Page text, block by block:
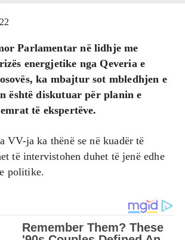
Parlamentar në lidhje me
energjetike nga Qeveria e
ka mbajtur sot mbledhjen e
është diskutuar për planin e
të ekspertëve.
VV-ja ka thënë se në kuadër të
të intervistohen duhet të jenë edhe
politike.